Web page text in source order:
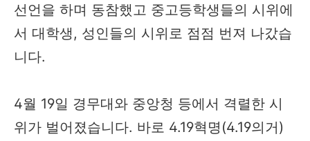
선언을 하며 동참했고 중고등학생들의 시위에
서 대학생, 성인들의 시위로 점점 번져 나갔습
니다.
4월 19일 경무대와 중앙청 등에서 격렬한 시
위가 벌어졌습니다. 바로 4.19혁명(4.19의거)